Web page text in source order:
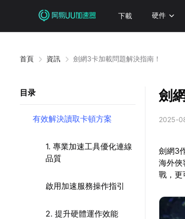
下載 硬件
首頁 資訊 劍網3卡加載問題解決指南！
目录
有效解決讀取卡頓方案
1. 專業加速工具優化連線
品質
啟用加速服務操作指引
2. 提升硬體運作效能
劍
2025-
劍網3
海外俠
戰，更